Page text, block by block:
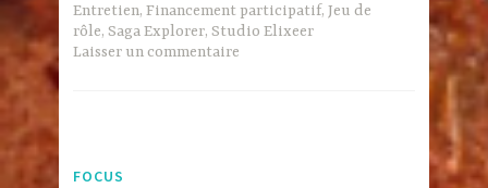
Entretien,Financement participatif,Jeu de
rôle,Saga Explorer,Studio Elixeer
Laisser un commentaire
FOCUS